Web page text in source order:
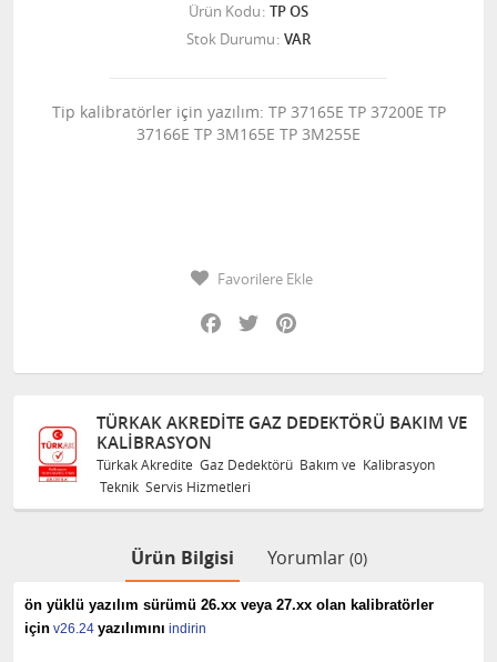
Ürün Kodu TP OS
Stok Durumu VAR
Tip kalibratörler için yazılım: TP 37165E TP 37200E TP
37166E TP 3M165E TP 3M255E
Favorilere Ekle
Facebook
Twitter
TÜRKAK AKREDITE GAZ DEDEKTÖRÜ BAKIM VE
KALIBRASYON
Türkak Akredite Gaz Dedektörü Bakım ve Kalibrasyon
Teknik Servis Hizmetleri
Ürün Bilgisi Yorumlar (0)
ön yüklü yazılım sürümü 26.xx veya 27.xx olan kalibratörler
için v26.24 yazılımını indirin